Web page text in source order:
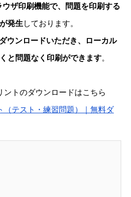
ザ印刷機能で、問題を印刷する
発生しております。
ウンロードいただき、ローカル
と問題なく印刷ができます。
トのダウンロードはこちら
（テスト・練習問題）｜無料ダ